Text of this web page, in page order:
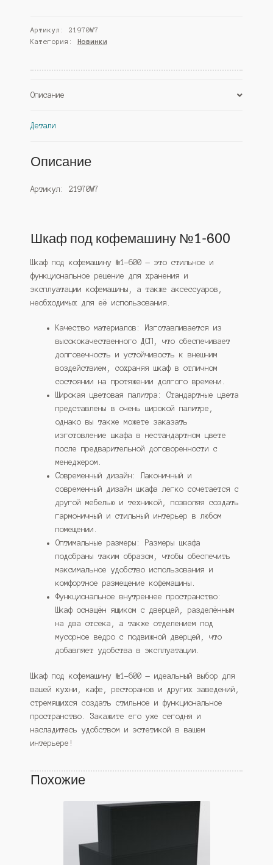
кофемашину
№1-
Серый
Артикул: 21970W7
Категория:
Новинки
Описание
Детали
Описание
Артикул: 21970W7
Шкаф под кофемашину №1-600
Шкаф под кофемашину №1-600 — это стильное и
функциональное решение для хранения и
эксплуатации кофемашины, а также аксессуаров,
необходимых для её использования.
Качество материалов: Изготавливается из
высококачественного ДСП, что обеспечивает
долговечность и устойчивость к внешним
воздействием, сохраняя шкаф в отличном
состоянии на протяжении долгого времени.
Широкая цветовая палитра: Стандартные цвета
представлены в очень широкой палитре,
однако вы также можете заказать
изготовление шкафа в нестандартном цвете
после предварительной договоренности с
менеджером.
Современный дизайн: Лаконичный и
современный дизайн шкафа легко сочетается с
другой мебелью и техникой, позволяя создать
гармоничный и стильный интерьер в любом
помещении.
Оптимальные размеры: Размеры шкафа
подобраны таким образом, чтобы обеспечить
максимальное удобство использования и
комфортное размещение кофемашины.
Функциональное внутреннее пространство:
Шкаф оснащён ящиком с дверцей, разделённым
на два отсека, а также отделением под
мусорное ведро с подвижной дверцей, что
добавляет удобства в эксплуатации.
Шкаф под кофемашину №1-600 — идеальный выбор для
вашей кухни, кафе, ресторанов и других заведений,
стремящихся создать стильное и функциональное
пространство. Закажите его уже сегодня и
насладитесь удобством и эстетикой в вашем
интерьере!
Похожие